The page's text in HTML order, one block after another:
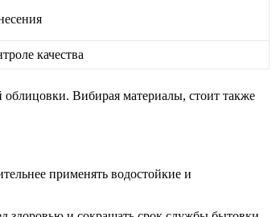
качества
Вибирая материалы, стоит также
применять водостойкие и